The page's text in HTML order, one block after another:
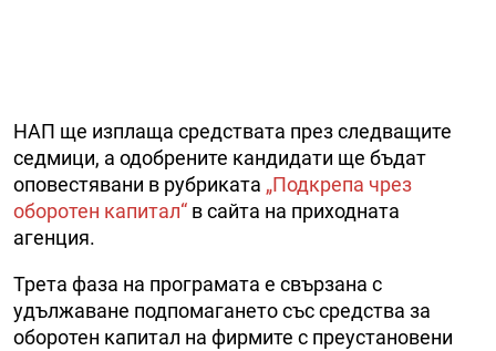
НАП ще изплаща средствата през следващите
седмици, а одобрените кандидати ще бъдат
оповестявани в рубриката „Подкрепа чрез
оборотен капитал“ в сайта на приходната
агенция.
Трета фаза на програмата е свързана с
удължаване подпомагането със средства за
оборотен капитал на фирмите с преустановени